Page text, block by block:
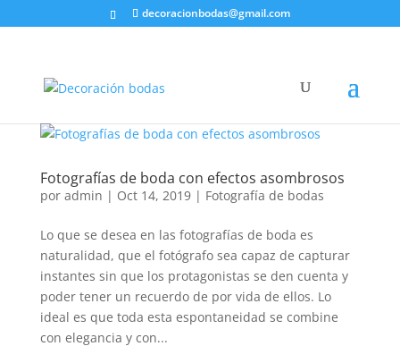
decoracionbodas@gmail.com
Fotografías de boda con efectos asombrosos
por admin | Oct 14, 2019| Fotografía de bodas
Lo que se desea en las fotografías de boda es
naturalidad, que el fotógrafo sea capaz de capturar
instantes sin que los protagonistas se den cuenta y
poder tener un recuerdo de por vida de ellos. Lo
ideal es que toda esta espontaneidad se combine
con elegancia y con...